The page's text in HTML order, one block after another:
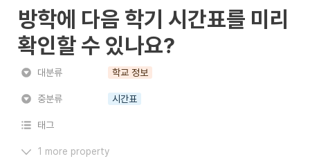
방학에 다음 학기 시간표를 미리
확인할 수 있나요?
대분류 학교 정보
중분류 시간표
태그
1 more property